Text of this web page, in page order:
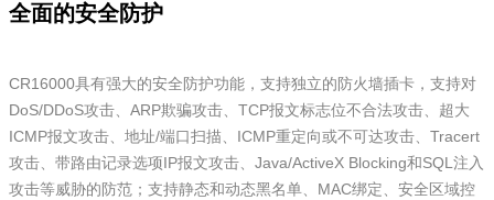
全面的安全防护
CR16000具有强大的安全防护功能，支持独立的防火墙插卡，支持对
DoS/DDoS攻击、ARP欺骗攻击、TCP报文标志位不合法攻击、超大
ICMP报文攻击、地址/端口扫描、ICMP重定向或不可达攻击、Tracert
攻击、带路由记录选项IP报文攻击、Java/ActiveX Blocking和SQL注入
攻击等威胁的防范；支持静态和动态黑名单、MAC绑定、安全区域控